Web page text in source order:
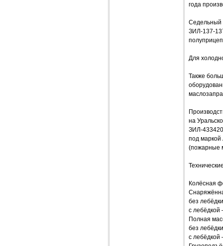
года
Седельный
ЗИЛ-137-
Для
Также
на
ЗИЛ-
под маркой
(пожарные
Колёсная
без
с лебёдкой
Полная
без
с лебёдкой